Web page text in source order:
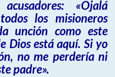
«Ojalá
los misioneros
unción como este
Dios está aquí. Si yo
no me perdería ni
padre».